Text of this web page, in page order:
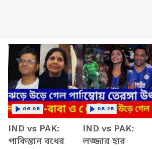
IND vs PAK:
পাকিস্তান বধের
06:08
IND vs PAK:
লজ্জার হার
08:25